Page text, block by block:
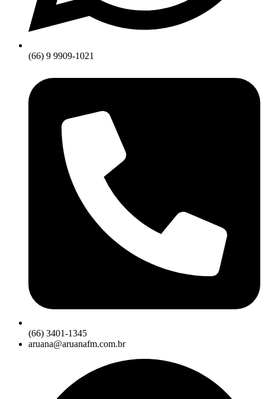
(66) 9 9909-1021
(66) 3401-1345
aruana@aruanafm.com.br